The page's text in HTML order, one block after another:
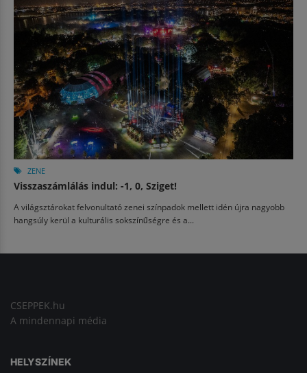
ZENE
Visszaszámlálás indul: -1, 0, Sziget!
A világsztárokat felvonultató zenei színpadok mellett idén újra nagyobb
hangsúly kerül a kulturális sokszínűségre és a...
CSEPPEK.hu
A mindennapi média
HELYSZÍNEK